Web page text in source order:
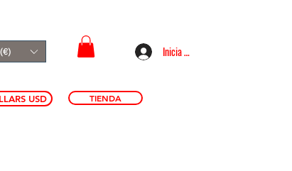
Inicia sesión
USD TIENDA